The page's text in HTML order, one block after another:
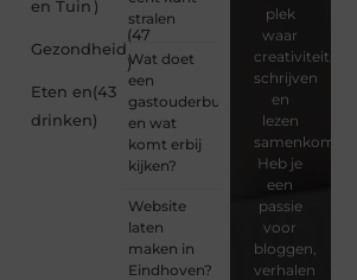
en Tuin )
Gezondheid
(47
)
Eten en
drinken
(43
)
stralen
Wat doet
een
gastouderbureau
en wat
komt erbij
kijken?
Website
laten
maken in
Eindhoven?
plek
waar
creativiteit,
schrijven
en
lezen
samenkomen.
Heb je
een
passie
voor
bloggen,
verhalen